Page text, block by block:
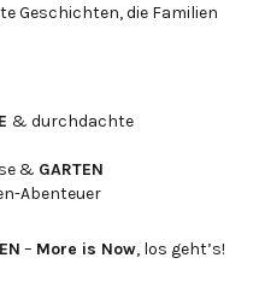
Geschichten, die Familien
& durchdachte
& GARTEN
Abenteuer
– More is Now, los geht’s!